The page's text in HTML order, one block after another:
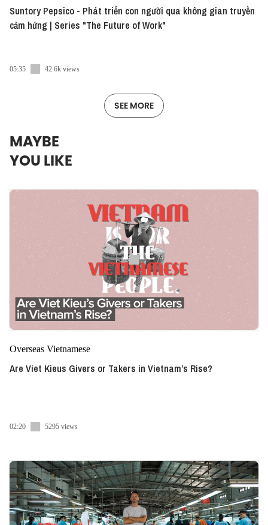
Suntory Pepsico - Phát triển con người qua không gian truyền
cảm hứng | Series "The Future of Work"
05:35 42.6k views
SEE MORE
MAYBE
YOU LIKE
Overseas Vietnamese
Are Viet Kieus Givers or Takers in Vietnam’s Rise?
02:20 5295 views